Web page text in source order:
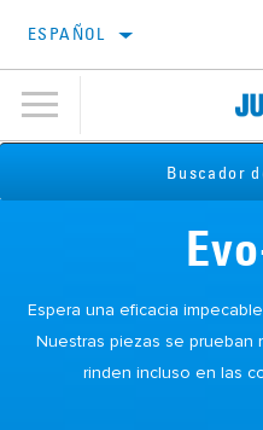
ESPAÑOL
Buscador
Espera una eficacia
Nuestras piezas se prueban
rinden incluso en las